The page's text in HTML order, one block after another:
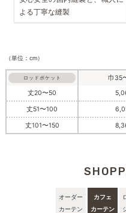
よる丁寧な縫製
（単位：cm）
ロッドポケット 巾35
丈20〜50
丈51〜100
丈101〜150
オーダー
カーテン
カフェ
カーテン